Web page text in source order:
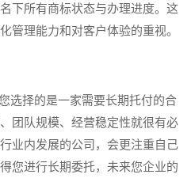
下所有商标状态与办理进度。这
管理能力和对客户体验的重视。
择的是一家需要长期托付的合
团队规模、经营稳定性就很有必
业内发展的公司，会更注重自己
您进行长期委托，未来您企业的